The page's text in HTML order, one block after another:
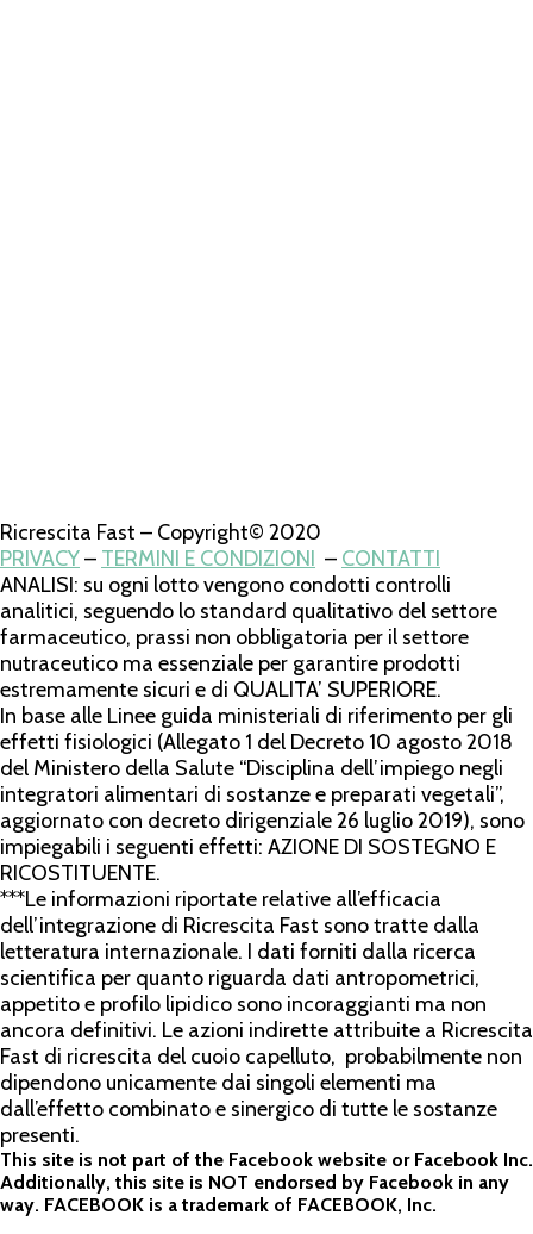
Ricrescita Fast – Copyright© 2020
PRIVACY– TERMINI E CONDIZIONI – CONTATTI
ANALISI: su ogni lotto vengono condotti controlli
analitici, seguendo lo standard qualitativo del settore
farmaceutico, prassi non obbligatoria per il settore
nutraceutico ma essenziale per garantire prodotti
estremamente sicuri e di QUALITA’ SUPERIORE.
In base alle Linee guida ministeriali di riferimento per gli
effetti fisiologici (Allegato 1 del Decreto 10 agosto 2018
del Ministero della Salute “Disciplina dell’impiego negli
integratori alimentari di sostanze e preparati vegetali”,
aggiornato con decreto dirigenziale 26 luglio 2019), sono
impiegabili i seguenti effetti: AZIONE DI SOSTEGNO E
RICOSTITUENTE.
***Le informazioni riportate relative all’efficacia
dell’integrazione di Ricrescita Fast sono tratte dalla
letteratura internazionale. I dati forniti dalla ricerca
scientifica per quanto riguarda dati antropometrici,
appetito e profilo lipidico sono incoraggianti ma non
ancora definitivi. Le azioni indirette attribuite a Ricrescita
Fast di ricrescita del cuoio capelluto, probabilmente non
dipendono unicamente dai singoli elementi ma
dall’effetto combinato e sinergico di tutte le sostanze
presenti.
This site is not part of the Facebook website or Facebook Inc.
Additionally, this site is NOT endorsed by Facebook in any
way. FACEBOOK is a trademark of FACEBOOK, Inc.